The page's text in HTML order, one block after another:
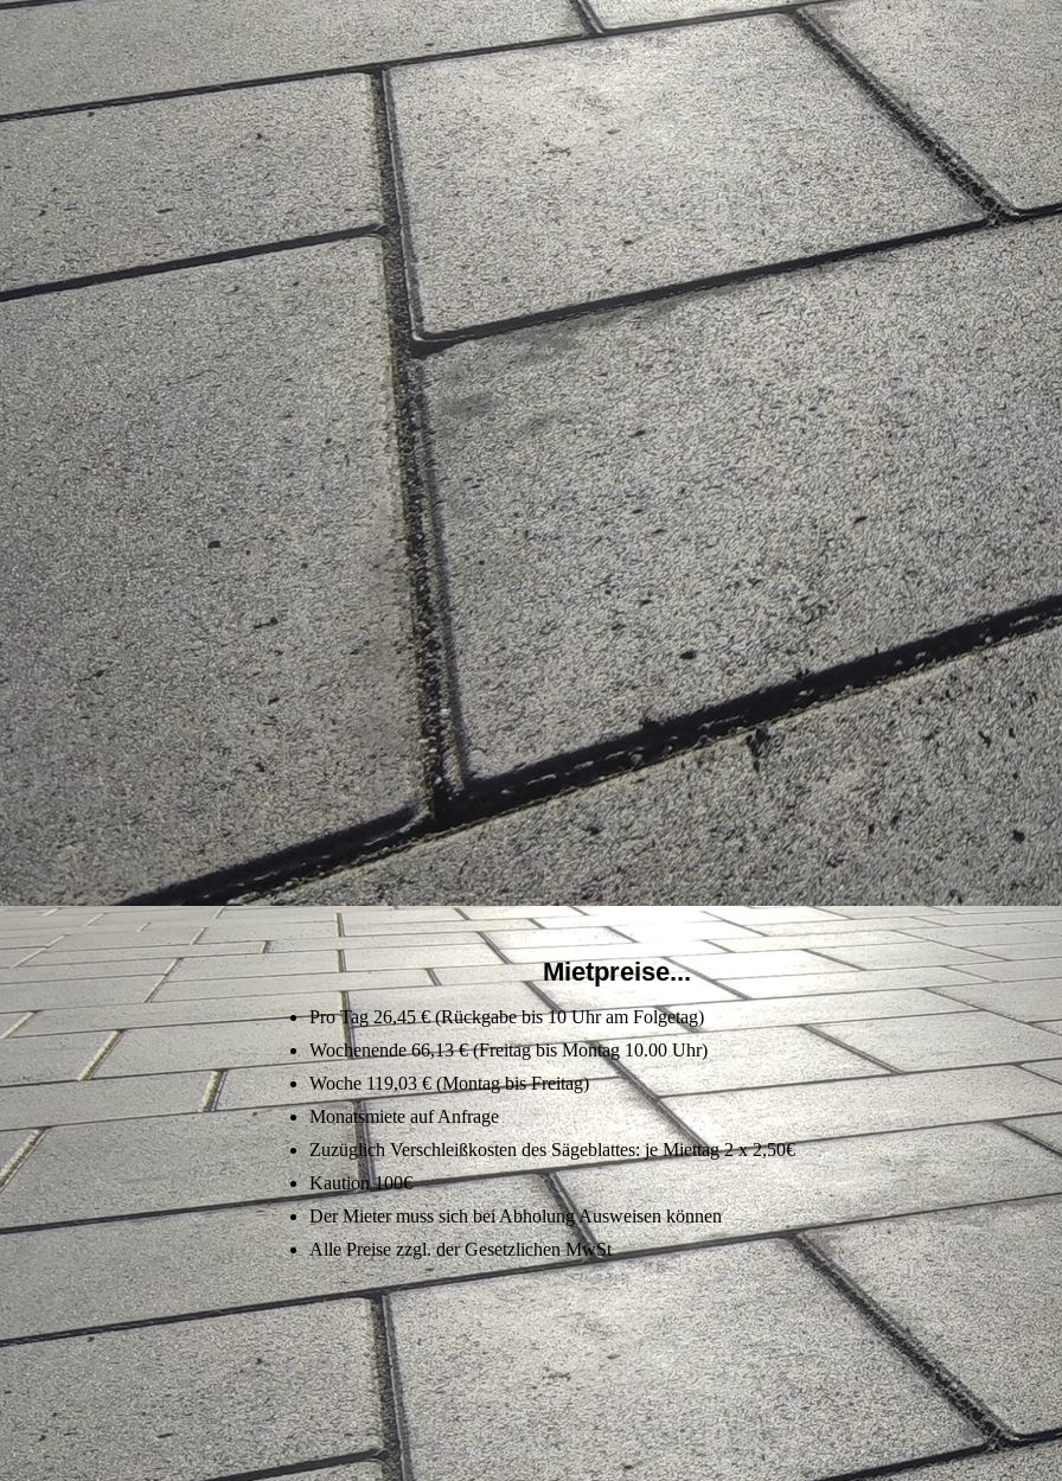
Mietpreise...
Pro Tag 26,45 € (Rückgabe bis 10 Uhr am Folgetag)
Wochenende 66,13 € (Freitag bis Montag 10.00 Uhr)
Woche 119,03 € (Montag bis Freitag)
Monatsmiete auf Anfrage
Zuzüglich Verschleißkosten des Sägeblattes: je Miettag 2 x 2,50€
Kaution 100€
Der Mieter muss sich bei Abholung Ausweisen können
Alle Preise zzgl. der Gesetzlichen MwSt